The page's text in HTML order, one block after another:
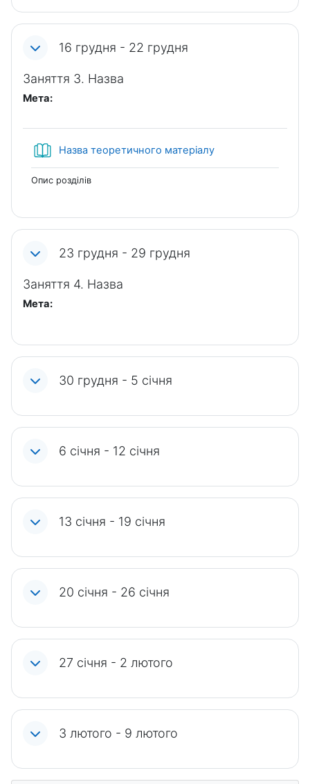
16 грудня - 22 грудня
Заняття 3. Назва
Мета:
Назва теоретичного матеріалуКнига
Опис розділів
23 грудня - 29 грудня
Заняття 4. Назва
Мета:
30 грудня - 5 січня
6 січня - 12 січня
13 січня - 19 січня
20 січня - 26 січня
27 січня - 2 лютого
3 лютого - 9 лютого